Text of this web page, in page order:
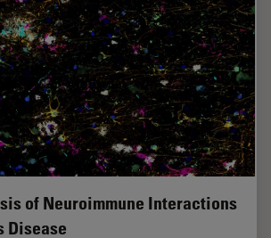
of Neuroimmune Interactions
Disease